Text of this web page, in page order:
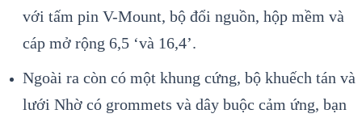
với tấm pin V-Mount, bộ đổi nguồn, hộp mềm và
cáp mở rộng 6,5 ‘và 16,4’.
Ngoài ra còn có một khung cứng, bộ khuếch tán và
lưới Nhờ có grommets và dây buộc cảm ứng, bạn